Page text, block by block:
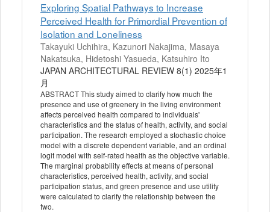
Exploring Spatial Pathways to Increase
Perceived Health for Primordial Prevention of
Isolation and Loneliness
Takayuki Uchihira, Kazunori Nakajima, Masaya
Nakatsuka, Hidetoshi Yasueda, Katsuhiro Ito
JAPAN ARCHITECTURAL REVIEW 8(1) 2025年1
月
ABSTRACT This study aimed to clarify how much the
presence and use of greenery in the living environment
affects perceived health compared to individuals'
characteristics and the status of health, activity, and social
participation. The research employed a stochastic choice
model with a discrete dependent variable, and an ordinal
logit model with self‐rated health as the objective variable.
The marginal probability effects at means of personal
characteristics, perceived health, activity, and social
participation status, and green presence and use utility
were calculated to clarify the relationship between the
two.